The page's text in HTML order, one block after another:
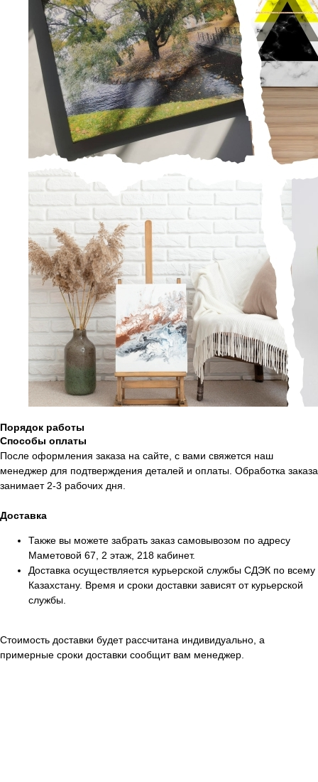
Порядок работы
Способы оплаты
После оформления заказа на сайте, с вами свяжется наш
менеджер для подтверждения деталей и оплаты. Обработка заказа
занимает 2-3 рабочих дня.
Доставка
Также вы можете забрать заказ самовывозом по адресу
Маметовой 67, 2 этаж, 218 кабинет.
Доставка осуществляется курьерской службы СДЭК по всему
Казахстану. Время и сроки доставки зависят от курьерской
службы.
Стоимость доставки будет рассчитана индивидуально, а
примерные сроки доставки сообщит вам менеджер.